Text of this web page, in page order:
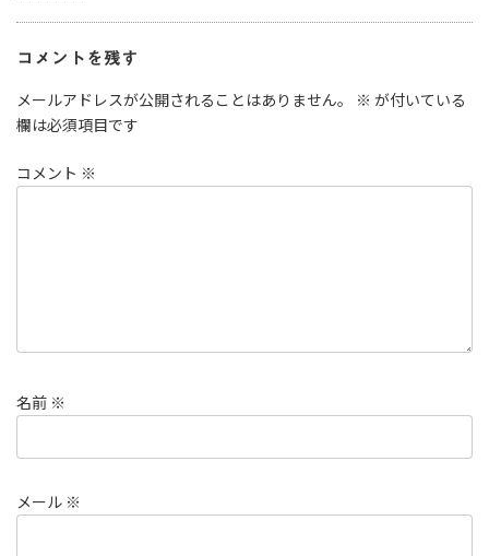
コメントを残す
メールアドレスが公開されることはありません。 ※ が付いている
欄は必須項目です
コメント ※
名前 ※
メール ※